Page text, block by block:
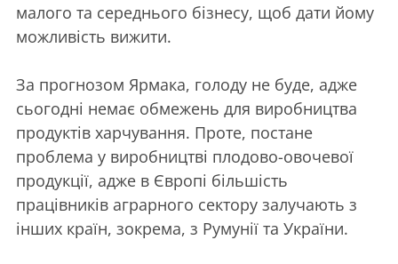
малого та середнього бізнесу, щоб дати йому
можливість вижити.
За прогнозом Ярмака, голоду не буде, адже
сьогодні немає обмежень для виробництва
продуктів харчування. Проте, постане
проблема у виробництві плодово-овочевої
продукції, адже в Європі більшість
працівників аграрного сектору залучають з
інших країн, зокрема, з Румунії та України.